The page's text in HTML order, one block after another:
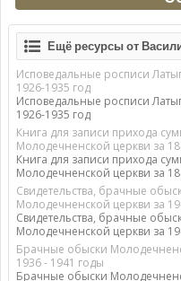
Ещё ресурсы от
Исповедальные росписи
1926-1935 год
Исповедальные росписи
1926-1935 год
Книга для записи прихода
Молодечненской церкви за
Книга для записи прихода
Молодечненской церкви за
Свидетельства, брачные
Молодечненской церкви за
Свидетельства, брачные
Молодечненской церкви за
Брачные обыски
1936 - 1941 годы
Брачные обыски